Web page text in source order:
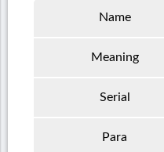
Name
Meaning
Serial
Para